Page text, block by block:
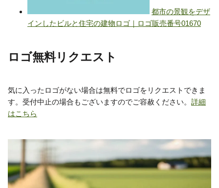
ロゴ無料リクエスト
気に入ったロゴがない場合は無料でロゴをリクエストできま
す。受付中止の場合もございますのでご容赦ください。 詳細
はこちら